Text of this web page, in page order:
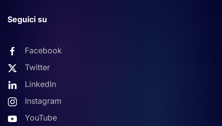
Seguici su
Facebook
Twitter
LinkedIn
Instagram
YouTube